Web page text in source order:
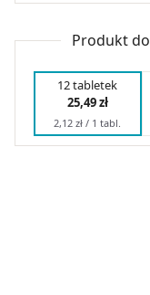
Produkt
12 tabletek
25,49 zł
2,12 zł / 1 tabl.